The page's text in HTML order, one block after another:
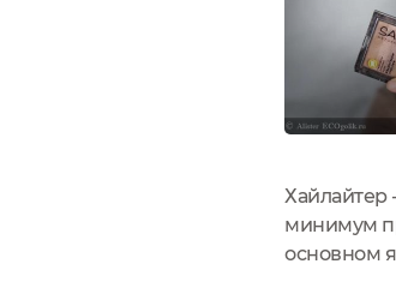
Хайлайтер
минимум
основном